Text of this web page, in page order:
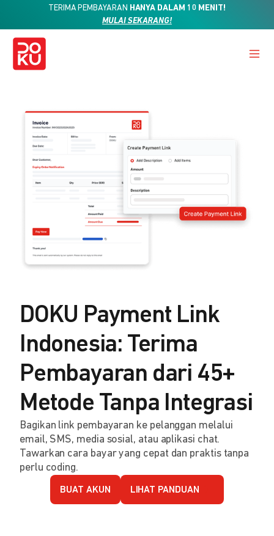
TERIMA PEMBAYARAN HANYA DALAM 10 MENIT!
MULAI SEKARANG!
DOKU Payment Link
Indonesia: Terima
Pembayaran dari 45+
Metode Tanpa Integrasi
Bagikan link pembayaran ke pelanggan melalui
email, SMS, media sosial, atau aplikasi chat.
Tawarkan cara bayar yang cepat dan praktis tanpa
perlu coding.
BUAT AKUN LIHAT PANDUAN